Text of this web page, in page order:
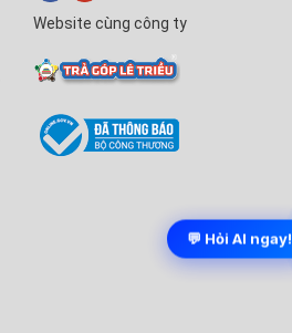
Website cùng công ty
💬 Hỏi AI ngay!